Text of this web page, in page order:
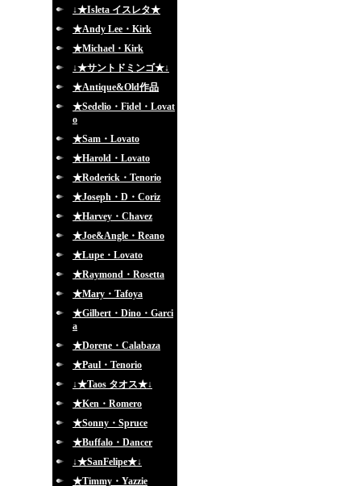
↓★Isleta イスレタ★
★Andy Lee・Kirk
★Michael・Kirk
↓★サントドミンゴ★↓
★Antique&Old作品
★Sedelio・Fidel・Lovat
o
★Sam・Lovato
★Harold・Lovato
★Roderick・Tenorio
★Joseph・D・Coriz
★Harvey・Chavez
★Joe&Angle・Reano
★Lupe・Lovato
★Raymond・Rosetta
★Mary・Tafoya
★Gilbert・Dino・Garci
a
★Dorene・Calabaza
★Paul・Tenorio
↓★Taos タオス★↓
★Ken・Romero
★Sonny・Spruce
★Buffalo・Dancer
↓★SanFelipe★↓
★Timmy・Yazzie